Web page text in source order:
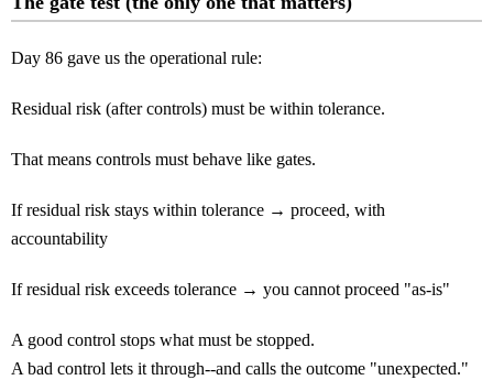
Day 86 gave us the operational rule:
Residual risk (after controls) must be within tolerance.
That means controls must behave like gates.
If residual risk stays within tolerance → proceed, with
accountability
If residual risk exceeds tolerance → you cannot proceed "as-is"
A good control stops what must be stopped.
A bad control lets it through--and calls the outcome "unexpected."